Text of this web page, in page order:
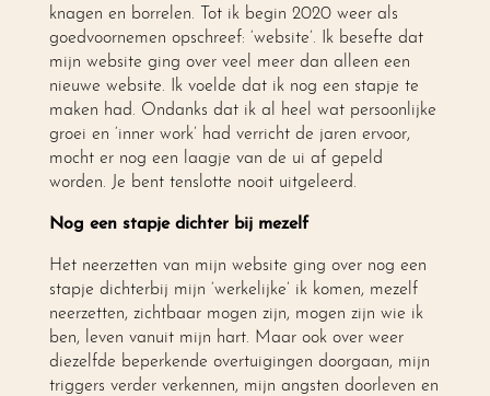
knagen en borrelen. Tot ik begin 2020 weer als
goedvoornemen opschreef: ‘website’. Ik besefte dat
mijn website ging over veel meer dan alleen een
nieuwe website. Ik voelde dat ik nog een stapje te
maken had. Ondanks dat ik al heel wat persoonlijke
groei en ‘inner work’ had verricht de jaren ervoor,
mocht er nog een laagje van de ui af gepeld
worden. Je bent tenslotte nooit uitgeleerd.
Nog een stapje dichter bij mezelf
Het neerzetten van mijn website ging over nog een
stapje dichterbij mijn ‘werkelijke’ ik komen, mezelf
neerzetten, zichtbaar mogen zijn, mogen zijn wie ik
ben, leven vanuit mijn hart. Maar ook over weer
diezelfde beperkende overtuigingen doorgaan, mijn
triggers verder verkennen, mijn angsten doorleven en